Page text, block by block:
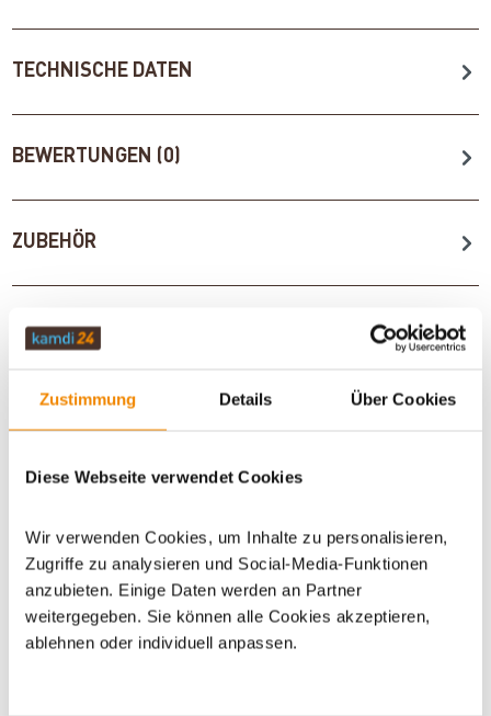
Zustimmung Details Über Cookies
Diese Webseite verwendet Cookies
Wir verwenden Cookies, um Inhalte zu personalisieren,
Zugriffe zu analysieren und Social-Media-Funktionen
anzubieten. Einige Daten werden an Partner
weitergegeben. Sie können alle Cookies akzeptieren,
ablehnen oder individuell anpassen.
TECHNISCHE DATEN
BEWERTUNGEN (0)
ZUBEHÖR
WICHTIGE INFOS
Dieses Produkt finden Sie unter:Grillzubehör